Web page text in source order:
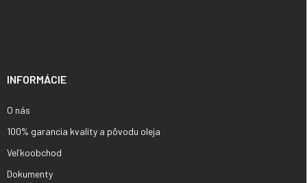
INFORMÁCIE
O nás
100% garancia kvality a pôvodu oleja
Veľkoobchod
Dokumenty